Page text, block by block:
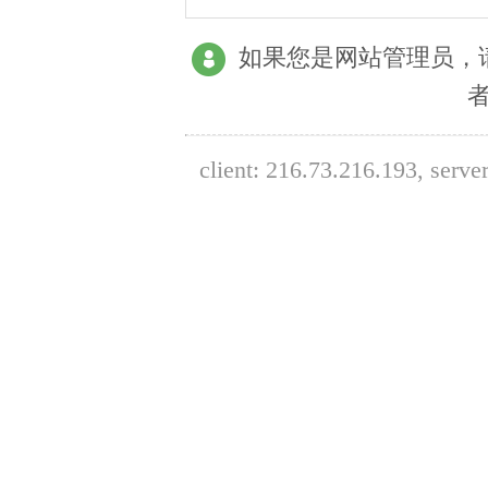
如果您是网站管理员
client: 216.73.216.193,